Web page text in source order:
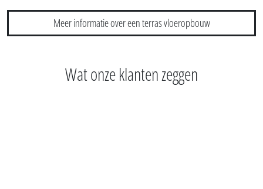
Meer informatie over een terras vloeropbouw
Wat onze klanten zeggen